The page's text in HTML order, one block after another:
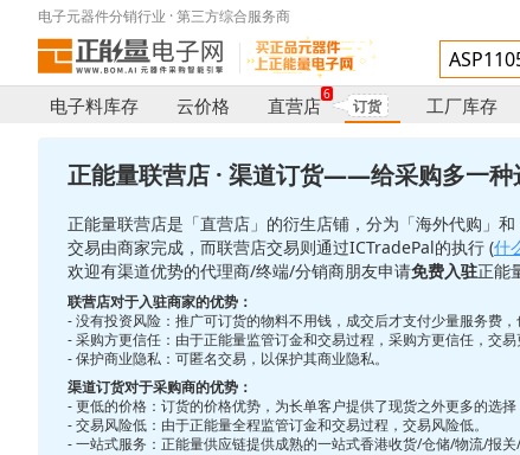
电子元器件分销行业 · 第三方综合服务商
电子料库存 云价格 直营店
6
订货 工厂库存
正能量联营店 · 渠道订货——给采购多一种
正能量联营店是「直营店」的衍生店铺，分为「海外代购」
交易由商家完成，而联营店交易则通过ICTradePal的执行 (什
欢迎有渠道优势的代理商/终端/分销商朋友申请免费入驻正能
联营店对于入驻商家的优势：
- 没有投资风险：推广可订货的物料不用钱，成交后才支付少量服务费，
- 采购方更信任：由于正能量监管订金和交易过程，采购方更信任，交易
- 保护商业隐私：可匿名交易，以保护其商业隐私。
渠道订货对于采购商的优势：
- 更低的价格：订货的价格优势，为长单客户提供了现货之外更多的选择
- 交易风险低：由于正能量全程监管订金和交易过程，交易风险低。
- 一站式服务：正能量供应链提供成熟的一站式香港收货/仓储/物流/报